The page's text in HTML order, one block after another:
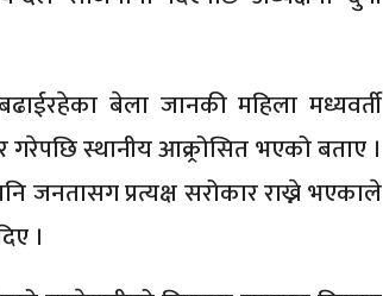
बेला जानकी महिला मध्यवर्ती
स्थानीय आक्र्रोसित भएको बताए ।
जनतासग प्रत्यक्ष सरोकार राख्ने भएकाले
।